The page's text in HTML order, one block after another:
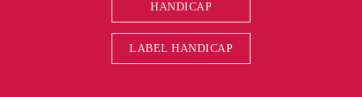
HANDICAP
LABEL HANDICAP